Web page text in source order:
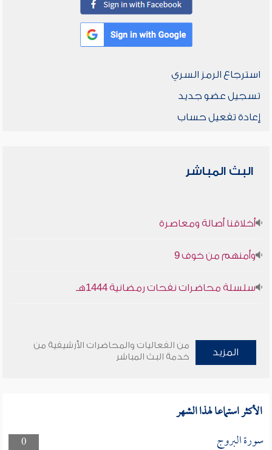
استرجاع الرمز السري
تسجيل عضو جديد
إعادة تفعيل حساب
البث المباشر
أخلاقنا أصالة ومعاصرة
وأمنهم من خوف 9
سلسلة محاضرات نفحات رمضانية 1444هـ
المزيد
من الفعاليات والمحاضرات الأرشيفية من
خدمة البث المباشر
الأكثر استماعا لهذا الشهر
0 سورة البروج